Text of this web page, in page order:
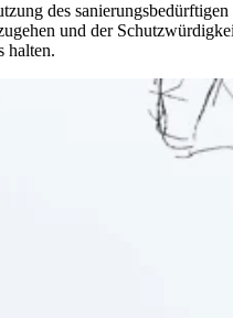
des
und der
halten.